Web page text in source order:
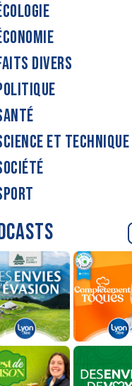
DIVERS
ET TECHNIQUE